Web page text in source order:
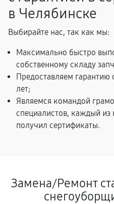
в Челябинске
Выбирайте нас, так как мы:
Максимально быстро
собственному складу
Предоставляем гарантию
лет;
Являемся командой
специалистов, каждый
получил сертификаты.
Замена/Pемонт